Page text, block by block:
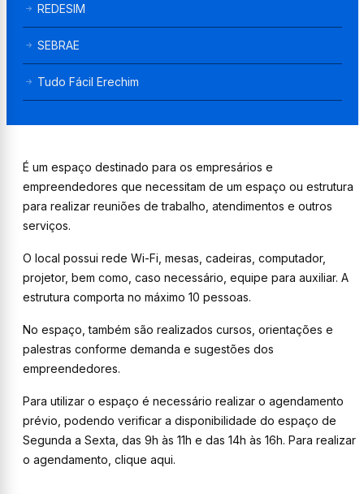
REDESIM
SEBRAE
Tudo Fácil Erechim
É um espaço destinado para os empresários e
empreendedores que necessitam de um espaço ou estrutura
para realizar reuniões de trabalho, atendimentos e outros
serviços.
O local possui rede Wi-Fi, mesas, cadeiras, computador,
projetor, bem como, caso necessário, equipe para auxiliar. A
estrutura comporta no máximo 10 pessoas.
No espaço, também são realizados cursos, orientações e
palestras conforme demanda e sugestões dos
empreendedores.
Para utilizar o espaço é necessário realizar o agendamento
prévio, podendo verificar a disponibilidade do espaço de
Segunda a Sexta, das 9h às 11h e das 14h às 16h. Para realizar
o agendamento, clique aqui.